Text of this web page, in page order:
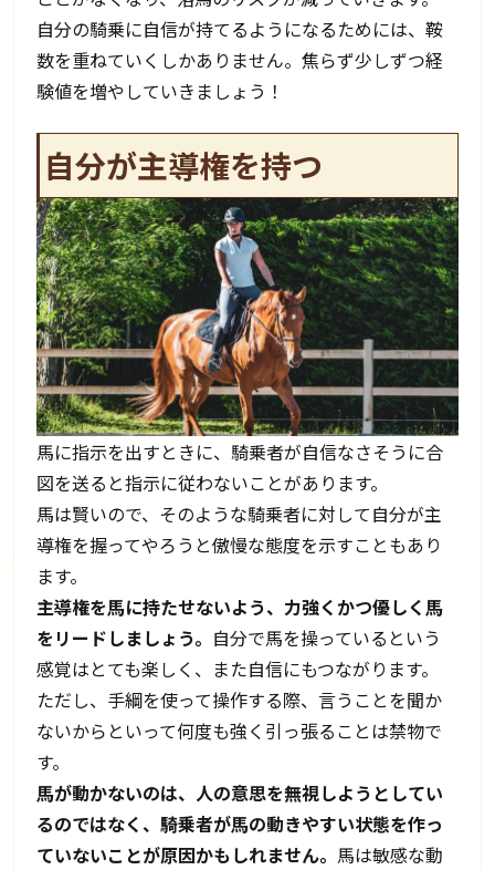
自分の騎乗に自信が持てるようになるためには、鞍
数を重ねていくしかありません。焦らず少しずつ経
験値を増やしていきましょう！
自分が主導権を持つ
馬に指示を出すときに、騎乗者が自信なさそうに合
図を送ると指示に従わないことがあります。
馬は賢いので、そのような騎乗者に対して自分が主
導権を握ってやろうと傲慢な態度を示すこともあり
ます。
主導権を馬に持たせないよう、力強くかつ優しく馬
をリードしましょう。 自分で馬を操っているという
感覚はとても楽しく、また自信にもつながります。
ただし、手綱を使って操作する際、言うことを聞か
ないからといって何度も強く引っ張ることは禁物で
す。
馬が動かないのは、人の意思を無視しようとしてい
るのではなく、騎乗者が馬の動きやすい状態を作っ
ていないことが原因かもしれません。 馬は敏感な動